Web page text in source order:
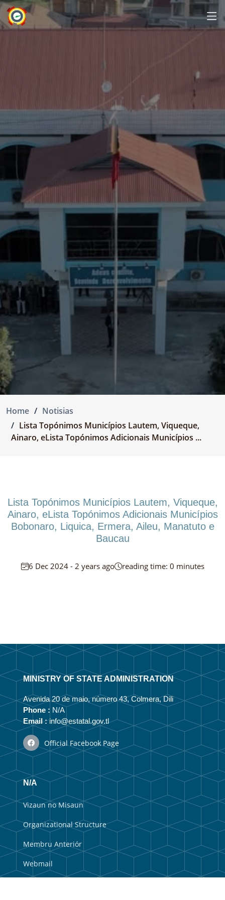
Home
Notisias
Lista Topónimos Municípios Lautem, Viqueque,
Ainaro, eLista Topónimos Adicionais Municípios ...
Lista Topónimos Municípios Lautem, Viqueque,
Ainaro, eLista Topónimos Adicionais Municípios
Bobonaro, Liquica, Ermera, Aileu, Manatuto e
Baucau
6 Dec 2024 - 2 years ago reading time: 0 minutes
MINISTRY OF STATE ADMINISTRATION
Avenida 20 de maio, número 43, Colmera, Dili
Phone : N/A
Email :info@estatal.gov.tl
Official Facebook Page
N/A
Vizaun no Misaun
Organizational Structure
Membru Anteriór
Webmail